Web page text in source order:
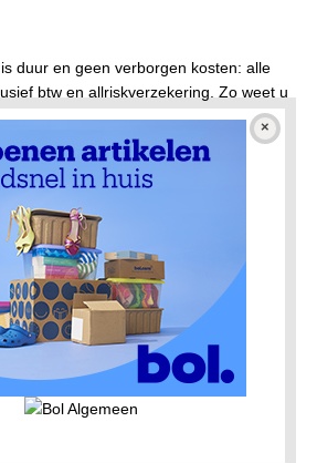
duur en geen verborgen kosten: alle
btw en allriskverzekering. Zo weet u
toe bent, zonder verrassingen
af en toe een auto nodig hebt en je
met eenterugroepactievan de
beter een Auto huren.
staat Master Car Rent bekend om
klantgericht personeel en uitstekende
zelfstandig autoverhuurbedrijf in
Laat je dan informeren over het
examen is zo aangevraagd
meer groen dan grijs. Meer autos’s
en dus meer leef- en